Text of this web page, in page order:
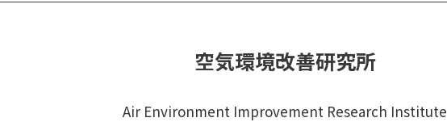
空気環境改善研究所
Air Environment Improvement Research Institute